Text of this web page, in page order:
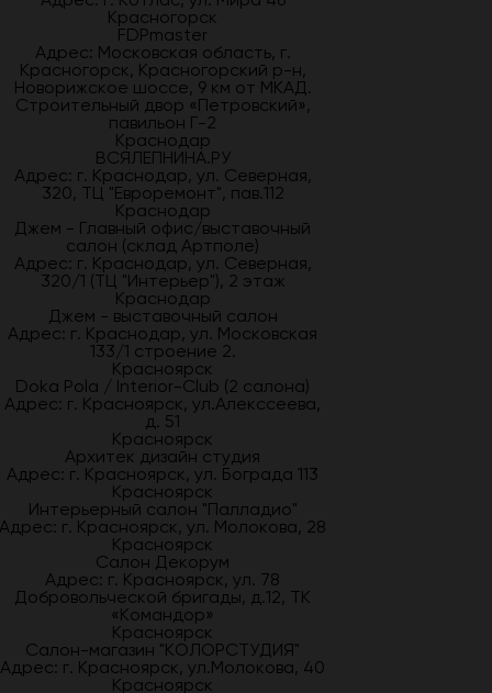
Красногорск
FDPmaster
Адрес: Московская область, г.
Красногорск, Красногорский р-н,
Новорижское шоссе, 9 км от МКАД.
Строительный двор «Петровский»,
павильон Г-2
Краснодар
ВСЯЛЕПНИНА.РУ
Адрес: г. Краснодар, ул. Северная,
320, ТЦ "Евроремонт", пав.112
Краснодар
Джем - Главный офис/выставочный
салон (склад Артполе)
Адрес: г. Краснодар, ул. Северная,
320/1 (ТЦ "Интерьер"), 2 этаж
Краснодар
Джем - выставочный салон
Адрес: г. Краснодар, ул. Московская
133/1 строение 2.
Красноярск
Doka Pola / Interior-Club (2 салона)
Адрес: г. Красноярск, ул.Алекссеева,
д. 51
Красноярск
Архитек дизайн студия
Адрес: г. Красноярск, ул. Бограда 113
Красноярск
Интерьерный салон "Палладио"
Адрес: г. Красноярск, ул. Молокова, 28
Красноярск
Салон Декорум
Адрес: г. Красноярск, ул. 78
Добровольческой бригады, д.12, ТК
«Командор»
Красноярск
Салон-магазин "КОЛОРСТУДИЯ"
Адрес: г. Красноярск, ул.Молокова, 40
Красноярск